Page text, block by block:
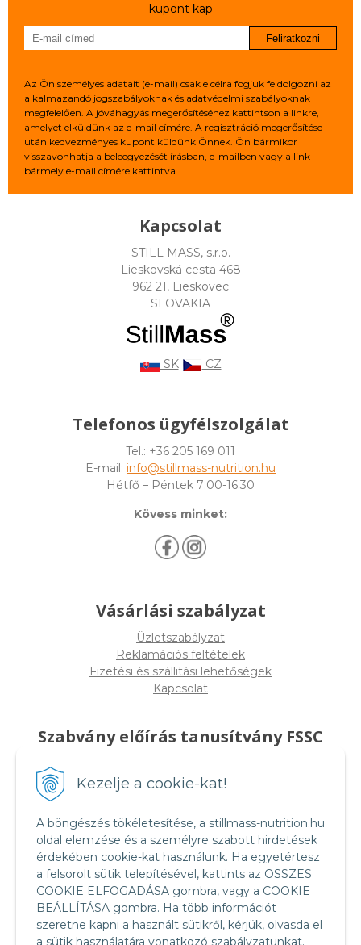
Kezelje a cookie-kat!
A böngészés tökéletesítése, a stillmass-nutrition.hu
oldal elemzése és a személyre szabott hirdetések
érdekében cookie-kat használunk. Ha egyetértesz
a felsorolt sütik telepítésével, kattints az ÖSSZES
COOKIE ELFOGADÁSA gombra, vagy a COOKIE
BEÁLLÍTÁSA gombra. Ha több információt
szeretne kapni a használt sütikről, kérjük, olvasda el
a sütik használatára vonatkozó szabályzatunkat.
kupont kap
Feliratkozni
Az Ön személyes adatait (e-mail) csak e célra fogjuk feldolgozni az
alkalmazandó jogszabályoknak és adatvédelmi szabályoknak
megfelelően. A jóváhagyás megerősítéséhez kattintson a linkre,
amelyet elküldünk az e-mail címére. A regisztráció megerősítése
után kedvezményes kupont küldünk Önnek. Ön bármikor
visszavonhatja a beleegyezését írásban, e-mailben vagy a link
bármely e-mail címére kattintva.
Kapcsolat
STILL MASS, s.r.o.
Lieskovská cesta 468
962 21, Lieskovec
SLOVAKIA
SK CZ
Telefonos ügyfélszolgálat
Tel.: +36 205 169 011
E-mail: info@stillmass-nutrition.hu
Hétfő – Péntek 7:00-16:30
Kövess minket:
Vásárlási szabályzat
Üzletszabályzat
Reklamációs feltételek
Fizetési és szállitási lehetőségek
Kapcsolat
Szabvány előírás tanusítvány FSSC